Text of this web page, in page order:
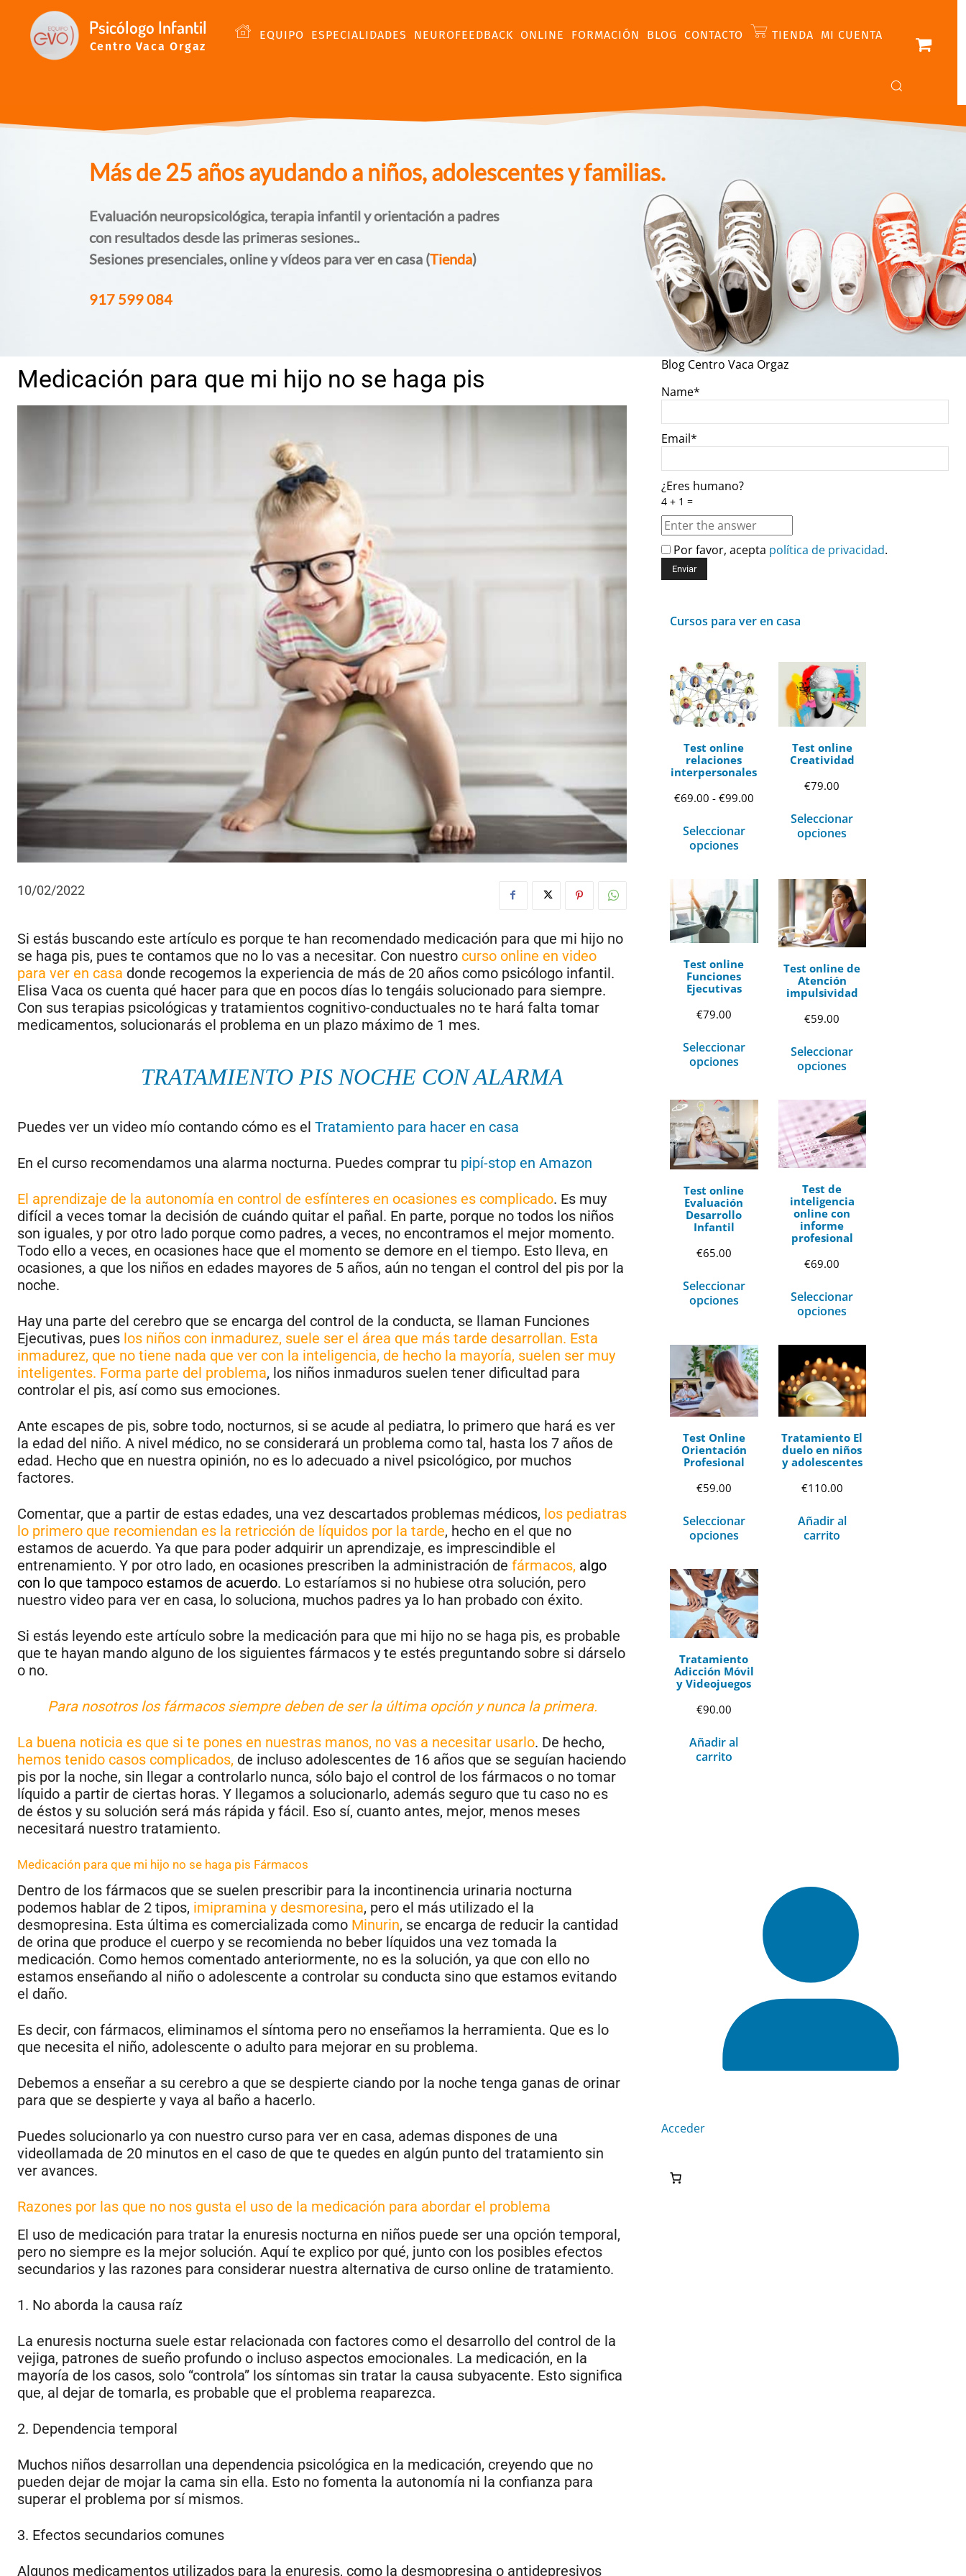
Psicólogo Infantil
Centro Vaca Orgaz
EQUIPO ESPECIALIDADES NEUROFEEDBACK ONLINE FORMACIÓN BLOG CONTACTO TIENDA MI CUENTA
Más de 25 años ayudando a niños, adolescentes y familias.
Evaluación neuropsicológica, terapia infantil y orientación a padres
con resultados desde las primeras sesiones..
Sesiones presenciales, online y vídeos para ver en casa (Tienda)
917 599 084
Medicación para que mi hijo no se haga pis
10/02/2022
Si estás buscando este artículo es porque te han recomendado medicación para que mi hijo no
se haga pis, pues te contamos que no lo vas a necesitar. Con nuestro curso online en video
para ver en casa donde recogemos la experiencia de más de 20 años como psicólogo infantil.
Elisa Vaca os cuenta qué hacer para que en pocos días lo tengáis solucionado para siempre.
Con sus terapias psicológicas y tratamientos cognitivo-conductuales no te hará falta tomar
medicamentos, solucionarás el problema en un plazo máximo de 1 mes.
TRATAMIENTO PIS NOCHE CON ALARMA
Puedes ver un video mío contando cómo es el Tratamiento para hacer en casa
En el curso recomendamos una alarma nocturna. Puedes comprar tu pipí-stop en Amazon
El aprendizaje de la autonomía en control de esfínteres en ocasiones es complicado. Es muy
difícil a veces tomar la decisión de cuándo quitar el pañal. En parte, porque no todos los niños
son iguales, y por otro lado porque como padres, a veces, no encontramos el mejor momento.
Todo ello a veces, en ocasiones hace que el momento se demore en el tiempo. Esto lleva, en
ocasiones, a que los niños en edades mayores de 5 años, aún no tengan el control del pis por la
noche.
Hay una parte del cerebro que se encarga del control de la conducta, se llaman Funciones
Ejecutivas, pues los niños con inmadurez, suele ser el área que más tarde desarrollan. Esta
inmadurez, que no tiene nada que ver con la inteligencia, de hecho la mayoría, suelen ser muy
inteligentes. Forma parte del problema, los niños inmaduros suelen tener dificultad para
controlar el pis, así como sus emociones.
Ante escapes de pis, sobre todo, nocturnos, si se acude al pediatra, lo primero que hará es ver
la edad del niño. A nivel médico, no se considerará un problema como tal, hasta los 7 años de
edad. Hecho que en nuestra opinión, no es lo adecuado a nivel psicológico, por muchos
factores.
Comentar, que a partir de estas edades, una vez descartados problemas médicos, los pediatras
lo primero que recomiendan es la retricción de líquidos por la tarde, hecho en el que no
estamos de acuerdo. Ya que para poder adquirir un aprendizaje, es imprescindible el
entrenamiento. Y por otro lado, en ocasiones prescriben la administración de fármacos, algo
con lo que tampoco estamos de acuerdo. Lo estaríamos si no hubiese otra solución, pero
nuestro video para ver en casa, lo soluciona, muchos padres ya lo han probado con éxito.
Si estás leyendo este artículo sobre la medicación para que mi hijo no se haga pis, es probable
que te hayan mando alguno de los siguientes fármacos y te estés preguntando sobre si dárselo
o no.
Para nosotros los fármacos siempre deben de ser la última opción y nunca la primera.
La buena noticia es que si te pones en nuestras manos, no vas a necesitar usarlo. De hecho,
hemos tenido casos complicados, de incluso adolescentes de 16 años que se seguían haciendo
pis por la noche, sin llegar a controlarlo nunca, sólo bajo el control de los fármacos o no tomar
líquido a partir de ciertas horas. Y llegamos a solucionarlo, además seguro que tu caso no es
de éstos y su solución será más rápida y fácil. Eso sí, cuanto antes, mejor, menos meses
necesitará nuestro tratamiento.
Medicación para que mi hijo no se haga pis Fármacos
Dentro de los fármacos que se suelen prescribir para la incontinencia urinaria nocturna
podemos hablar de 2 tipos, imipramina y desmoresina, pero el más utilizado el la
desmopresina. Esta última es comercializada como Minurin, se encarga de reducir la cantidad
de orina que produce el cuerpo y se recomienda no beber líquidos una vez tomada la
medicación. Como hemos comentado anteriormente, no es la solución, ya que con ello no
estamos enseñando al niño o adolescente a controlar su conducta sino que estamos evitando
el daño.
Es decir, con fármacos, eliminamos el síntoma pero no enseñamos la herramienta. Que es lo
que necesita el niño, adolescente o adulto para mejorar en su problema.
Debemos a enseñar a su cerebro a que se despierte ciando por la noche tenga ganas de orinar
para que se despierte y vaya al baño a hacerlo.
Puedes solucionarlo ya con nuestro curso para ver en casa, ademas dispones de una
videollamada de 20 minutos en el caso de que te quedes en algún punto del tratamiento sin
ver avances.
Razones por las que no nos gusta el uso de la medicación para abordar el problema
El uso de medicación para tratar la enuresis nocturna en niños puede ser una opción temporal,
pero no siempre es la mejor solución. Aquí te explico por qué, junto con los posibles efectos
secundarios y las razones para considerar nuestra alternativa de curso online de tratamiento.
1. No aborda la causa raíz
La enuresis nocturna suele estar relacionada con factores como el desarrollo del control de la
vejiga, patrones de sueño profundo o incluso aspectos emocionales. La medicación, en la
mayoría de los casos, solo “controla” los síntomas sin tratar la causa subyacente. Esto significa
que, al dejar de tomarla, es probable que el problema reaparezca.
2. Dependencia temporal
Muchos niños desarrollan una dependencia psicológica en la medicación, creyendo que no
pueden dejar de mojar la cama sin ella. Esto no fomenta la autonomía ni la confianza para
superar el problema por sí mismos.
3. Efectos secundarios comunes
Algunos medicamentos utilizados para la enuresis, como la desmopresina o antidepresivos
Blog Centro Vaca Orgaz
Name*
Email*
¿Eres humano?
4 + 1 =
Por favor, acepta política de privacidad.
Cursos para ver en casa
Test online
relaciones
interpersonales
€69.00 - €99.00Rango
€69.00
hasta
€99.00
Seleccionar
opciones
Test online
Creatividad
€79.00
Seleccionar
opciones
Test online
Funciones
Ejecutivas
€79.00
Seleccionar
opciones
Test online de
Atención
impulsividad
€59.00
Seleccionar
opciones
Test online
Evaluación
Desarrollo
Infantil
€65.00
Seleccionar
opciones
Test de
inteligencia
online con
informe
profesional
€69.00
Seleccionar
opciones
Test Online
Orientación
Profesional
€59.00
Seleccionar
opciones
Tratamiento El
duelo en niños
y adolescentes
€110.00
Añadir al
carrito
Tratamiento
Adicción Móvil
y Videojuegos
€90.00
Añadir al
carrito
Acceder